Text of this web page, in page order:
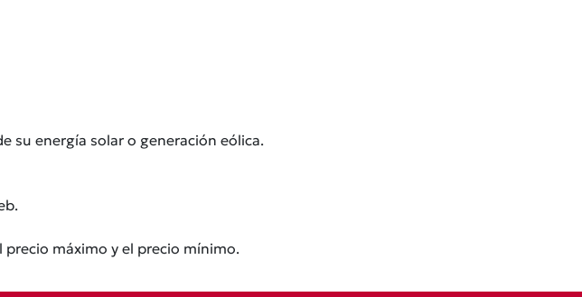
su energía solar o generación eólica.
máximo y el precio mínimo.